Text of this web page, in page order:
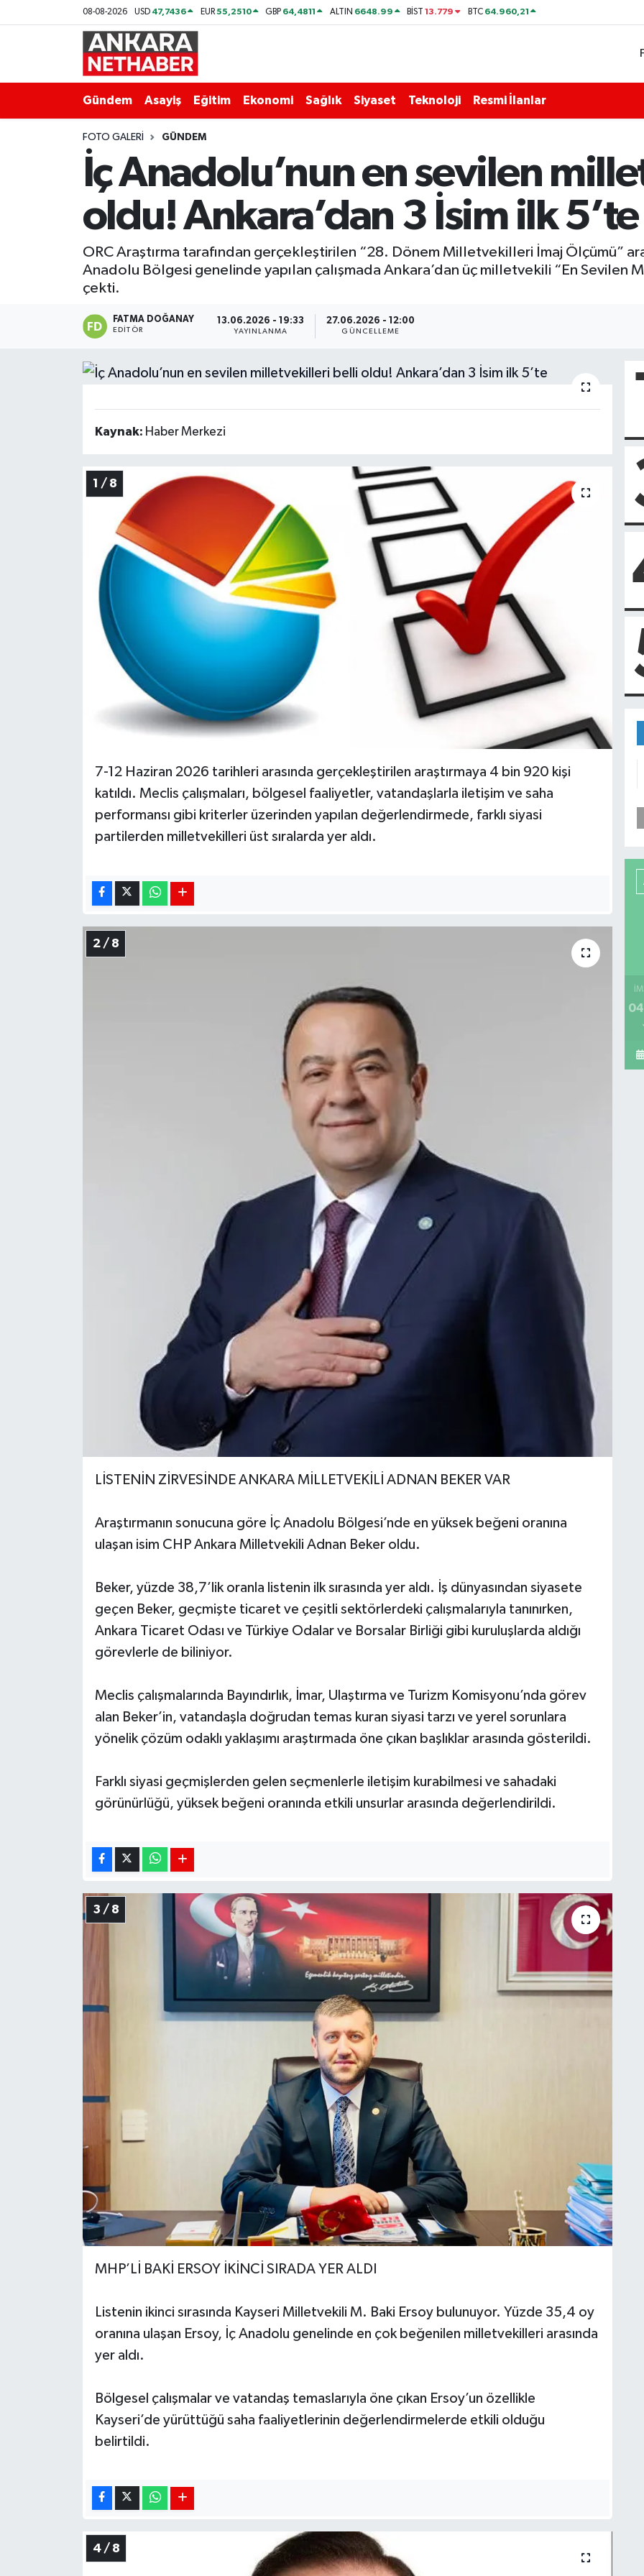
08-08-2026 USD 47,7436 EUR55,2510 GBP 64,4811 ALTIN 6648.99 BİST13.779 BTC 64.960,21
Gündem Asayiş Eğitim Ekonomi Sağlık Siyaset Teknoloji Resmi İlanlar
FOTO GALERI GÜNDEM
İç Anadolu’nun en sevilen
oldu! Ankara’dan 3 İsim ilk 5’te
ORC Araştırma tarafından gerçekleştirilen “28. Dönem Milletvekilleri İmaj Ölçümü”
Anadolu Bölgesi genelinde yapılan çalışmada Ankara’dan üç milletvekili “En
çekti.
FATMA DOĞANAY
EDITÖR
13.06.2026 - 19:33
YAYINLANMA
27.06.2026 - 12:00
GÜNCELLEME
Kaynak: Haber Merkezi
1 / 8
7-12 Haziran 2026 tarihleri arasında gerçekleştirilen araştırmaya 4 bin 920 kişi
katıldı. Meclis çalışmaları, bölgesel faaliyetler, vatandaşlarla iletişim ve saha
performansı gibi kriterler üzerinden yapılan değerlendirmede, farklı siyasi
partilerden milletvekilleri üst sıralarda yer aldı.
2 / 8
LİSTENİN ZİRVESİNDE ANKARA MİLLETVEKİLİ ADNAN BEKER VAR
Araştırmanın sonucuna göre İç Anadolu Bölgesi’nde en yüksek beğeni oranına
ulaşan isim CHP Ankara Milletvekili Adnan Beker oldu.
Beker, yüzde 38,7’lik oranla listenin ilk sırasında yer aldı. İş dünyasından siyasete
geçen Beker, geçmişte ticaret ve çeşitli sektörlerdeki çalışmalarıyla tanınırken,
Ankara Ticaret Odası ve Türkiye Odalar ve Borsalar Birliği gibi kuruluşlarda aldığı
görevlerle de biliniyor.
Meclis çalışmalarında Bayındırlık, İmar, Ulaştırma ve Turizm Komisyonu’nda görev
alan Beker’in, vatandaşla doğrudan temas kuran siyasi tarzı ve yerel sorunlara
yönelik çözüm odaklı yaklaşımı araştırmada öne çıkan başlıklar arasında gösterildi.
Farklı siyasi geçmişlerden gelen seçmenlerle iletişim kurabilmesi ve sahadaki
görünürlüğü, yüksek beğeni oranında etkili unsurlar arasında değerlendirildi.
3 / 8
MHP’Lİ BAKİ ERSOY İKİNCİ SIRADA YER ALDI
Listenin ikinci sırasında Kayseri Milletvekili M. Baki Ersoy bulunuyor. Yüzde 35,4 oy
oranına ulaşan Ersoy, İç Anadolu genelinde en çok beğenilen milletvekilleri arasında
yer aldı.
Bölgesel çalışmalar ve vatandaş temaslarıyla öne çıkan Ersoy’un özellikle
Kayseri’de yürüttüğü saha faaliyetlerinin değerlendirmelerde etkili olduğu
belirtildi.
4 / 8
1
Resmi İlanlar
Ankara Hava Durumu
Tüm Manşetler
Son Dakika Haberleri